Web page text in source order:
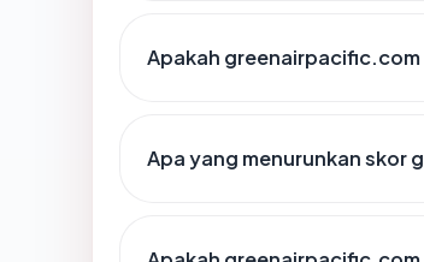
Apakah
Apa yang menurunkan skor